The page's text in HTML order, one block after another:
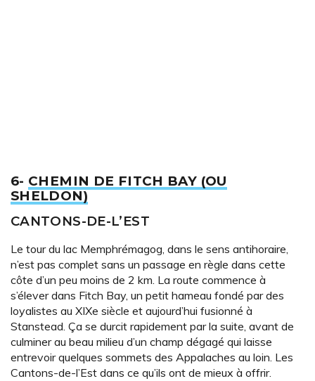
6- CHEMIN DE FITCH BAY (OU
SHELDON)
CANTONS-DE-L’EST
Le tour du lac Memphrémagog, dans le sens antihoraire,
n’est pas complet sans un passage en règle dans cette
côte d’un peu moins de 2 km. La route commence à
s’élever dans Fitch Bay, un petit hameau fondé par des
loyalistes au XIXe siècle et aujourd’hui fusionné à
Stanstead. Ça se durcit rapidement par la suite, avant de
culminer au beau milieu d’un champ dégagé qui laisse
entrevoir quelques sommets des Appalaches au loin. Les
Cantons-de-l’Est dans ce qu’ils ont de mieux à offrir.